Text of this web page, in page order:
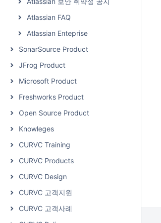
Atlassian FAQ
Atlassian Enteprise
SonarSource Product
JFrog Product
Microsoft Product
Freshworks Product
Open Source Product
Knowleges
CURVC Training
CURVC Products
CURVC Design
CURVC 고객지원
CURVC 고객사례